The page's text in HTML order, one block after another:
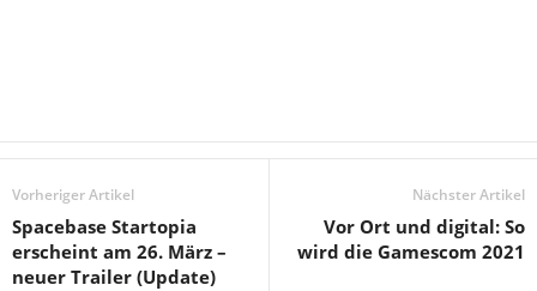
Vorheriger Artikel
Spacebase Startopia
erscheint am 26. März –
neuer Trailer (Update)
Nächster Artikel
Vor Ort und digital: So
wird die Gamescom 2021